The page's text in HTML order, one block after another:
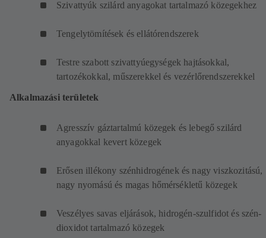
Szivattyúk szilárd anyagokat tartalmazó közegekhez
Tengelytömítések és ellátórendszerek
Testre szabott szivattyúegységek hajtásokkal,
tartozékokkal, műszerekkel és vezérlőrendszerekkel
Alkalmazási területek
Agresszív gáztartalmú közegek és lebegő szilárd
anyagokkal kevert közegek
Erősen illékony szénhidrogének és nagy viszkozitású,
nagy nyomású és magas hőmérsékletű közegek
Veszélyes savas eljárások, hidrogén-szulfidot és szén-
dioxidot tartalmazó közegek